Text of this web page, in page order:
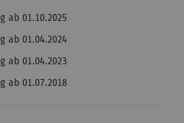
ab 01.10.2025
ab 01.04.2024
ab 01.04.2023
ab 01.07.2018